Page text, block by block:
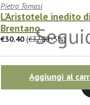
Pietro Tomasi
L'Aristotele inedito
Brentano
€30.40 (€32.00-5%)
Aggiungi al